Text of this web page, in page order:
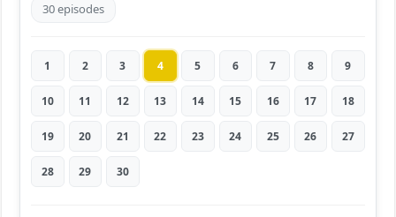
30 episodes
1 2 3 4 5 6 7 8 9
10 11 12 13 14 15 16 17 18
19 20 21 22 23 24 25 26 27
28 29 30